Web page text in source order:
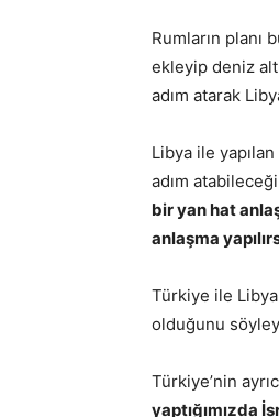
Rumların planı
ekleyip deniz
adım atarak
Libya ile
adım
bir yan hat
anlaşma
Türkiye ile Libya
olduğunu
Türkiye’nin
yaptığımızda